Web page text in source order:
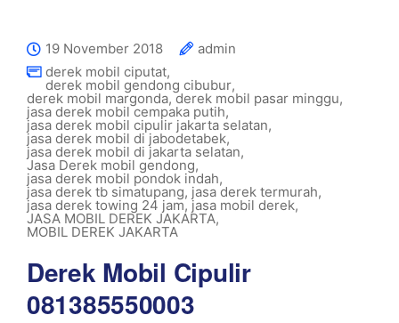
19 November 2018
admin
derek mobil ciputat,
derek mobil gendong cibubur,
derek mobil margonda,derek mobil pasar minggu,
jasa derek mobil cempaka putih,
jasa derek mobil cipulir jakarta selatan,
jasa derek mobil di jabodetabek,
jasa derek mobil di jakarta selatan,
Jasa Derek mobil gendong,
jasa derek mobil pondok indah,
jasa derek tb simatupang, jasa derek termurah,
jasa derek towing 24 jam,jasa mobil derek,
JASA MOBIL DEREK JAKARTA,
MOBIL DEREK JAKARTA
Derek Mobil Cipulir
081385550003